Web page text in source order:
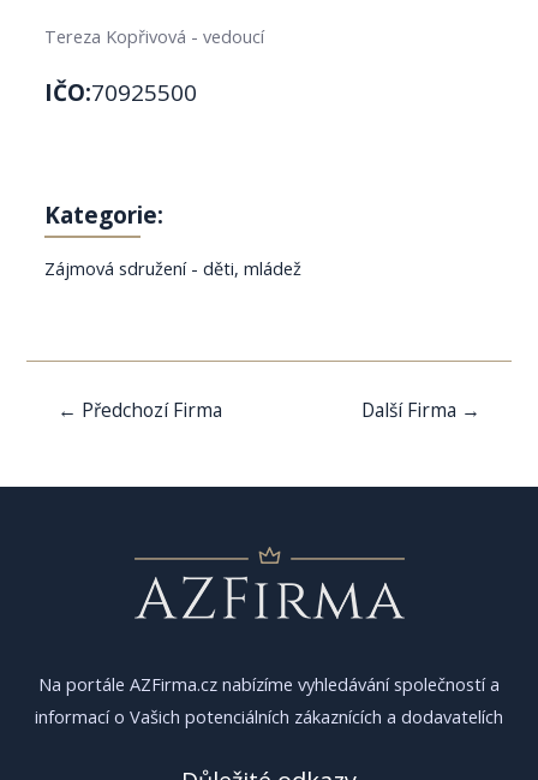
Tereza Kopřivová - vedoucí
IČO:70925500
Kategorie:
Zájmová sdružení - děti, mládež
Navigace
← Předchozí Firma Další Firma →
Na portále AZFirma.cz nabízíme vyhledávání společností a
informací o Vašich potenciálních zákaznících a dodavatelích